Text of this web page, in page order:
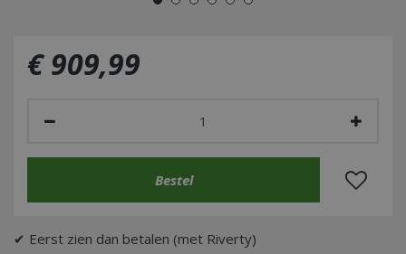
€ 909,99
✔ Eerst zien dan betalen (met Riverty)